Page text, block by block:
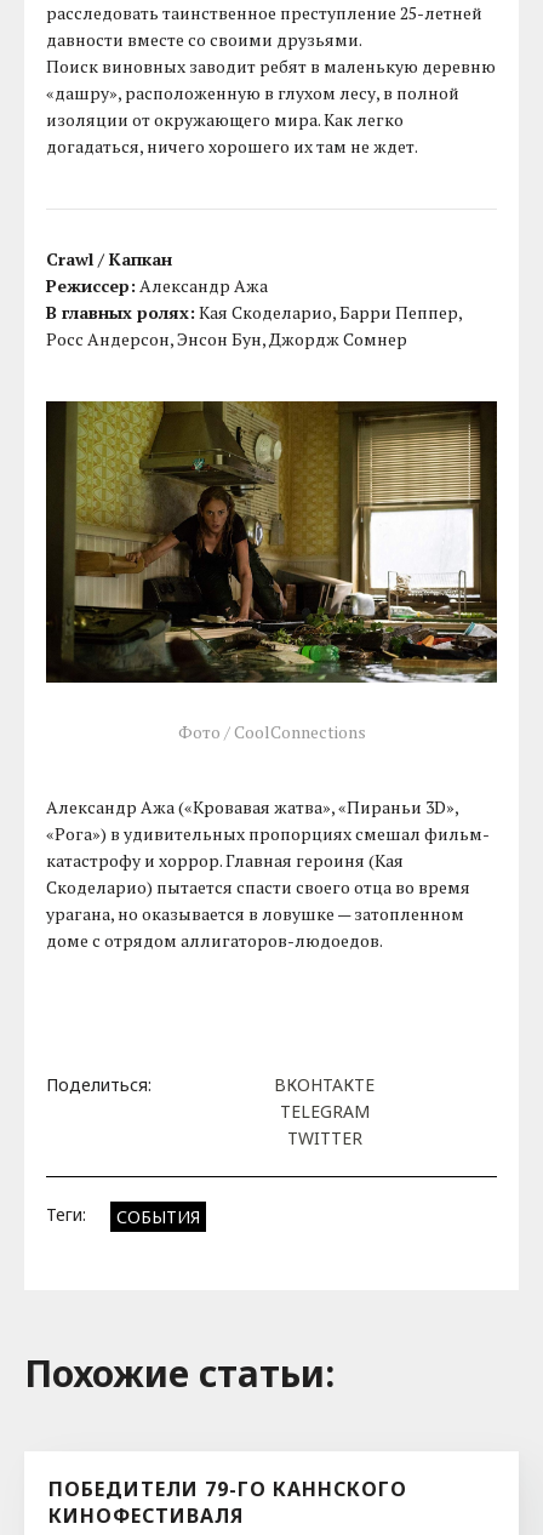
расследовать таинственное преступление 25-летней
давности вместе со своими друзьями.
Поиск виновных заводит ребят в маленькую деревню
«дашру», расположенную в глухом лесу, в полной
изоляции от окружающего мира. Как легко
догадаться, ничего хорошего их там не ждет.
Crawl / Капкан
Режиссер: Александр Ажа
В главных ролях: Кая Скоделарио, Барри Пеппер,
Росс Андерсон, Энсон Бун, Джордж Сомнер
Фото / CoolConnections
Александр Ажа («Кровавая жатва», «Пираньи 3D»,
«Рога») в удивительных пропорциях смешал фильм-
катастрофу и хоррор. Главная героиня (Кая
Скоделарио) пытается спасти своего отца во время
урагана, но оказывается в ловушке — затопленном
доме с отрядом аллигаторов-людоедов.
Поделиться:
ВКОНТАКТЕ
TELEGRAM
TWITTER
Теги: СОБЫТИЯ
Похожие cтатьи:
ПОБЕДИТЕЛИ 79-ГО КАННСКОГО
КИНОФЕСТИВАЛЯ